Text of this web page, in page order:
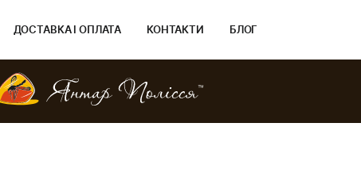
ДОСТАВКА І ОПЛАТА КОНТАКТИ БЛОГ